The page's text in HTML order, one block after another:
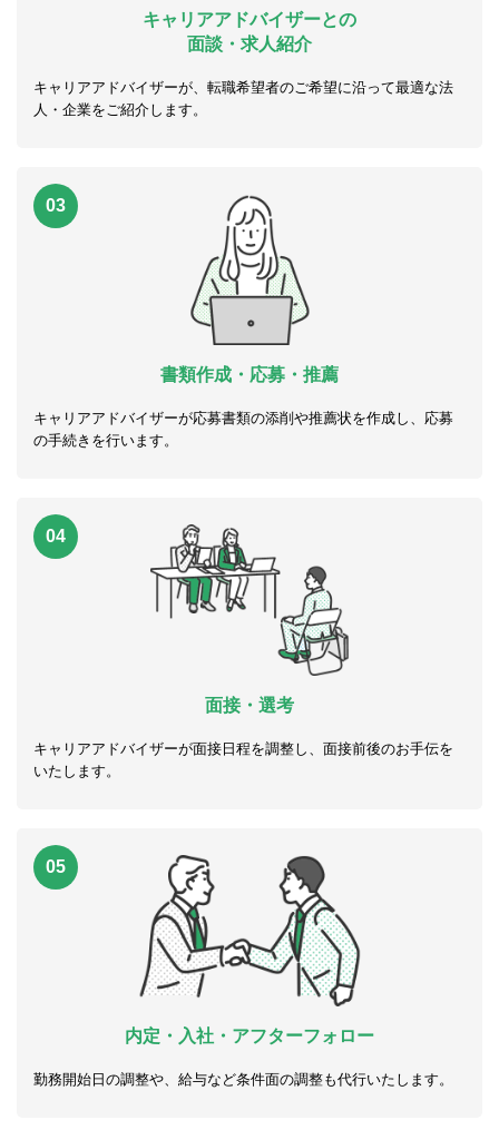
キャリアアドバイザーとの
面談・求人紹介
キャリアアドバイザーが、転職希望者のご希望に沿って最適な法
人・企業をご紹介します。
03
書類作成・応募・推薦
キャリアアドバイザーが応募書類の添削や推薦状を作成し、応募
の手続きを行います。
04
面接・選考
キャリアアドバイザーが面接日程を調整し、面接前後のお手伝を
いたします。
05
内定・入社・アフターフォロー
勤務開始日の調整や、給与など条件面の調整も代行いたします。